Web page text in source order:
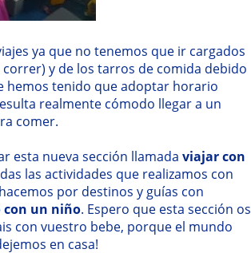
ya que no tenemos que ir cargados
correr) y de los tarros de comida debido
hemos tenido que adoptar horario
realmente cómodo llegar a un
comer.
esta nueva sección llamada viajar con
las actividades que realizamos con
por destinos y guías con
un niño. Espero que esta sección os
con vuestro bebe, porque el mundo
en casa!